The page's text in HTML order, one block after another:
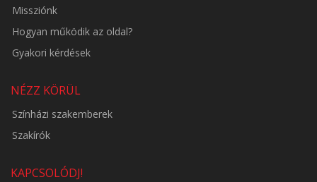
Missziónk
Hogyan működik az oldal?
Gyakori kérdések
NÉZZ KÖRÜL
Színházi szakemberek
Szakírók
KAPCSOLÓDJ!